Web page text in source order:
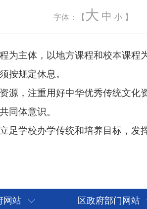
字体：【大 中 小 】
课程和校本课程为补充。
和培养目标，发挥特色教育教学资源优势
网站 区政府部门网站